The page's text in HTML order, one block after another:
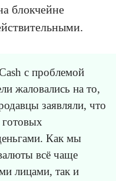
блокчейне
с проблемой
жаловались на то,
заявляли, что
готовых
Как мы
всё чаще
лицами, так и